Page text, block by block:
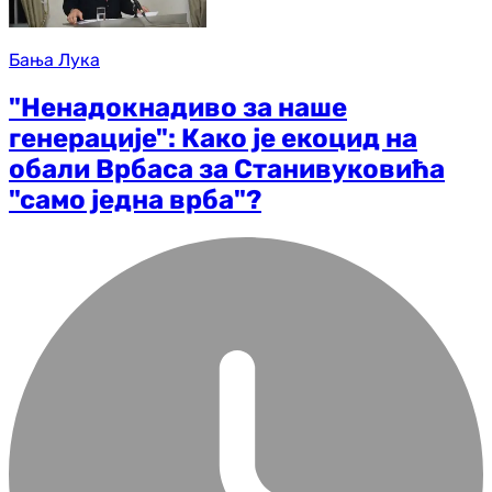
Бања Лука
"Ненадокнадиво за наше
генерације": Како је екоцид на
обали Врбаса за Станивуковића
"само једна врба"?